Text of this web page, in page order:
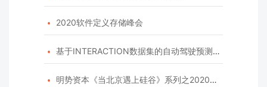
 2020软件定义存储峰会
 基于INTERACTION数据集的自动驾驶预测模型挑战赛
 明势资本《当北京遇上硅谷》系列之2020年度开源峰会